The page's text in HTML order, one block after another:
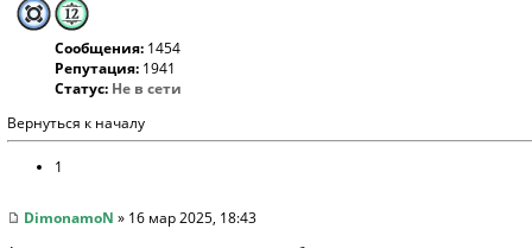
Сообщения: 1454
Репутация: 1941
Статус: Не в сети
Вернуться к началу
1
DimonamoN » 16 мар 2025, 18:43